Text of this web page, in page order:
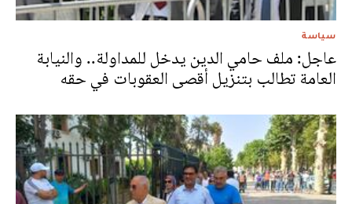
سياسة
عاجل: ملف حامي الدين يدخل للمداولة.. والنيابة
العامة تطالب بتنزيل أقصى العقوبات في حقه